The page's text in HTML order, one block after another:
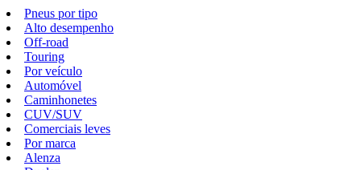
Pneus por tipo
Alto desempenho
Off-road
Touring
Por veículo
Automóvel
Caminhonetes
CUV/SUV
Comerciais leves
Por marca
Alenza